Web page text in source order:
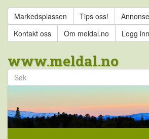
Markedsplassen Tips oss!
Kontakt oss
Om meldal.no Logg inn
www.meldal.no